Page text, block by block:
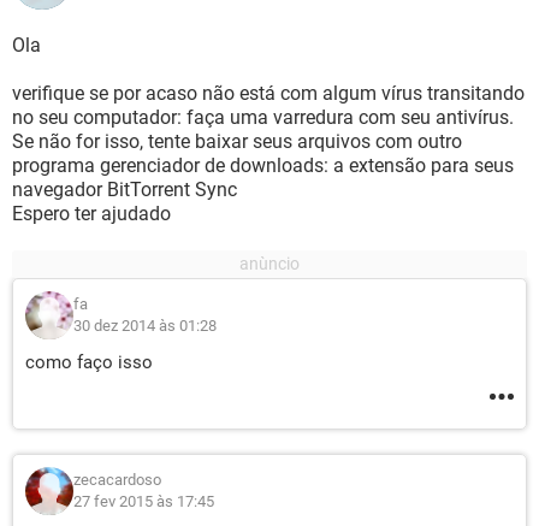
Ola
verifique se por acaso não está com algum vírus transitando
no seu computador: faça uma varredura com seu antivírus.
Se não for isso, tente baixar seus arquivos com outro
programa gerenciador de downloads: a extensão para seus
navegador BitTorrent Sync
Espero ter ajudado
fa
30 dez 2014 às 01:28
como faço isso
zecacardoso
27 fev 2015 às 17:45